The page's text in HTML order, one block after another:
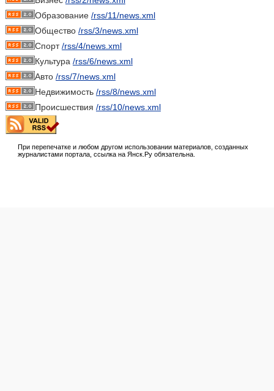
Образование /rss/11/news.xml
Общество /rss/3/news.xml
Спорт/rss/4/news.xml
Культура /rss/6/news.xml
Авто /rss/7/news.xml
Недвижимость /rss/8/news.xml
Происшествия /rss/10/news.xml
При перепечатке и любом другом использовании материалов, созданных
журналистами портала, ссылка на Янск.Ру обязательна.